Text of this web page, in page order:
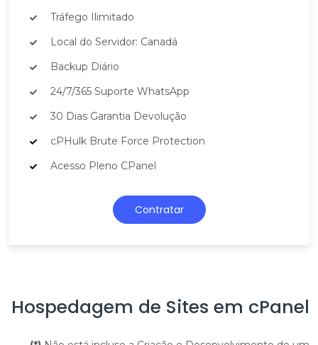
Tráfego Ilimitado
Local do Servidor: Canadá
Backup Diário
24/7/365 Suporte WhatsApp
30 Dias Garantia Devolução
cPHulk Brute Force Protection
Acesso Pleno CPanel
Contratar
Hospedagem de Sites em cPanel